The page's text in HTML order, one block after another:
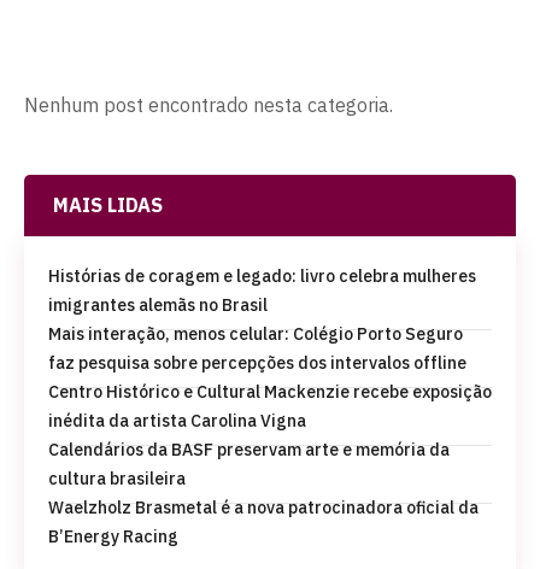
Nenhum post encontrado nesta categoria.
MAIS LIDAS
Histórias de coragem e legado: livro celebra mulheres
imigrantes alemãs no Brasil
Mais interação, menos celular: Colégio Porto Seguro
faz pesquisa sobre percepções dos intervalos offline
Centro Histórico e Cultural Mackenzie recebe exposição
inédita da artista Carolina Vigna
Calendários da BASF preservam arte e memória da
cultura brasileira
Waelzholz Brasmetal é a nova patrocinadora oficial da
B’Energy Racing